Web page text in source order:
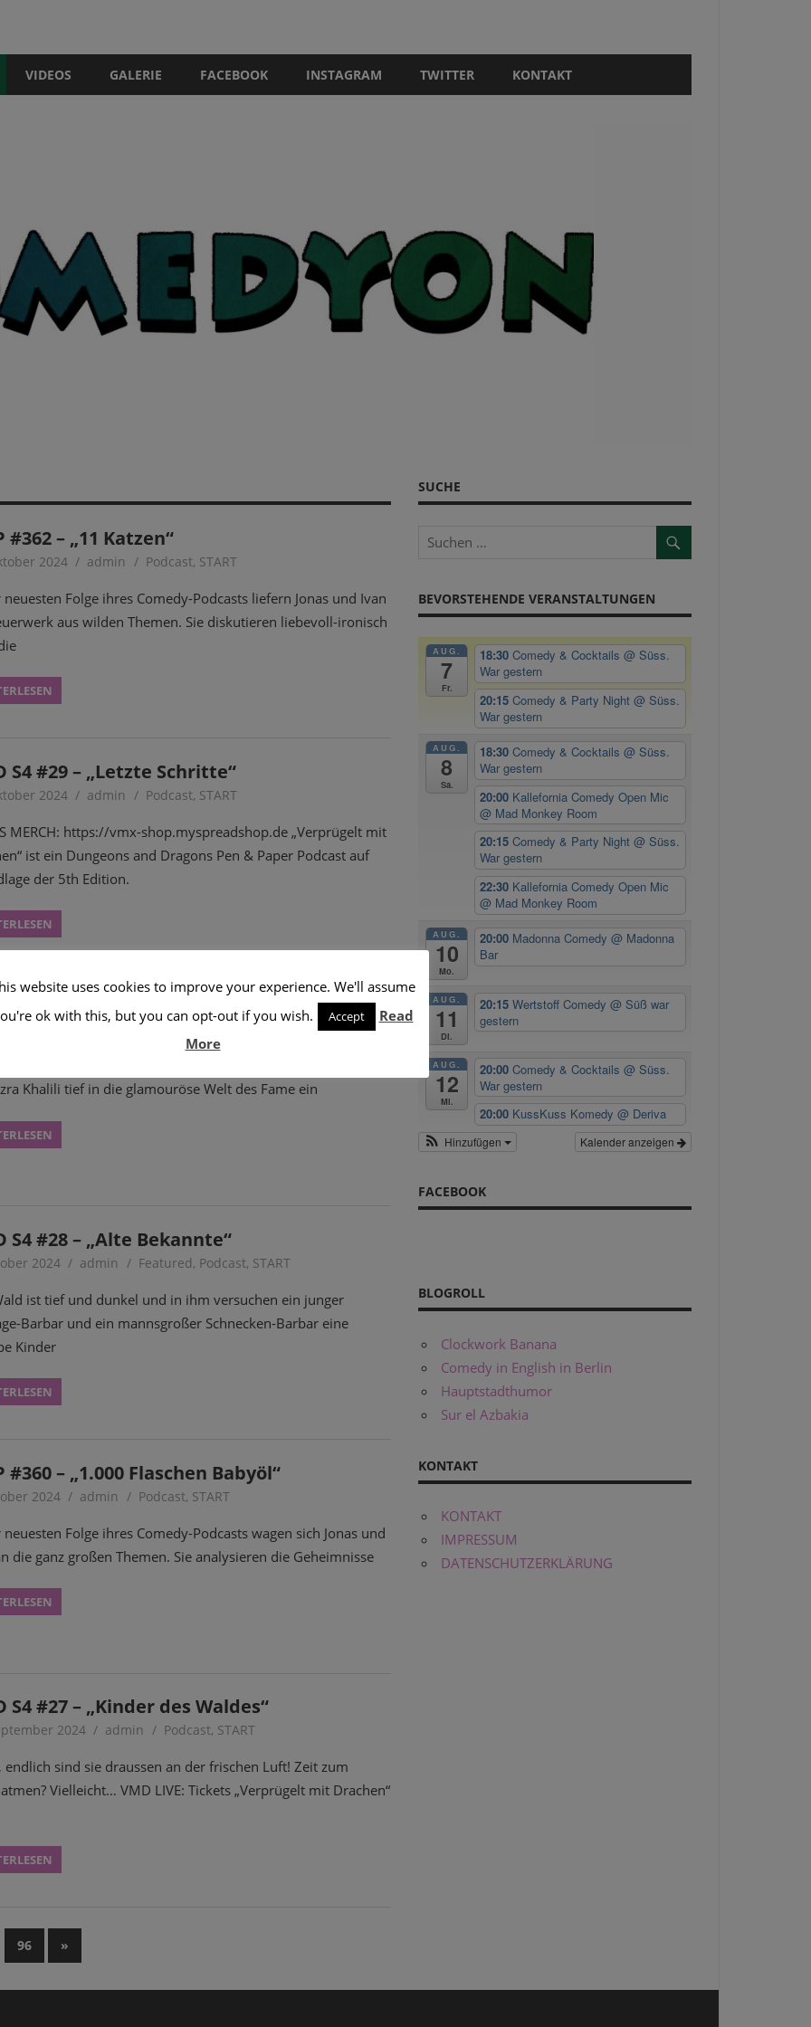
VIDEOS GALERIE FACEBOOK INSTAGRAM TWITTER KONTAKT
#362 – „11 Katzen“
2024 admin Podcast, START
neuesten Folge ihres Comedy-Podcasts liefern Jonas und Ivan
aus wilden Themen. Sie diskutieren liebevoll-ironisch
S4 #29 – „Letzte Schritte“
2024 admin Podcast, START
MERCH: https://vmx-shop.myspreadshop.de „Verprügelt mit
ist ein Dungeons and Dragons Pen & Paper Podcast auf
der 5th Edition.
#361 – „Chimären unter sich“
2024 START
Folge ihres Comedy-Podcasts tauchen Jonas Imam
Khalili tief in die glamouröse Welt des Fame ein
S4 #28 – „Alte Bekannte“
2024 admin Featured, Podcast, START
ist tief und dunkel und in ihm versuchen ein junger
Barbar und ein mannsgroßer Schnecken-Barbar eine
Kinder
#360 – „1.000 Flaschen Babyöl“
2024 admin Podcast, START
neuesten Folge ihres Comedy-Podcasts wagen sich Jonas und
die ganz großen Themen. Sie analysieren die Geheimnisse
S4 #27 – „Kinder des Waldes“
2024 admin Podcast, START
endlich sind sie draussen an der frischen Luft! Zeit zum
Vielleicht… VMD LIVE: Tickets „Verprügelt mit Drachen“
96
Nächste
Beiträge
»
SUCHE
BEVORSTEHENDE VERANSTALTUNGEN
AUG.
7
Fr.
18:30Comedy & Cocktails@ Süss.
War gestern
20:15Comedy & Party Night@ Süss.
War gestern
AUG.
8
Sa.
18:30Comedy & Cocktails@ Süss.
War gestern
20:00 Kallefornia Comedy Open Mic
@ Mad Monkey Room
20:15Comedy & Party Night@ Süss.
War gestern
22:30 Kallefornia Comedy Open Mic
@ Mad Monkey Room
AUG.
10
Mo.
20:00 Madonna Comedy@ Madonna
Bar
AUG.
11
Di.
20:15Wertstoff Comedy@ Süß war
gestern
AUG.
12
Mi.
20:00Comedy & Cocktails@ Süss.
War gestern
20:00 KussKuss Komedy@ Deriva
Kalender anzeigen
Hinzufügen
FACEBOOK
BLOGROLL
Clockwork Banana
Comedy in English in Berlin
Hauptstadthumor
Sur el Azbakia
KONTAKT
KONTAKT
IMPRESSUM
DATENSCHUTZERKLÄRUNG
website uses cookies to improve your experience. We'll assume
ok with this, but you can opt-out if you wish.
Accept
Read
More